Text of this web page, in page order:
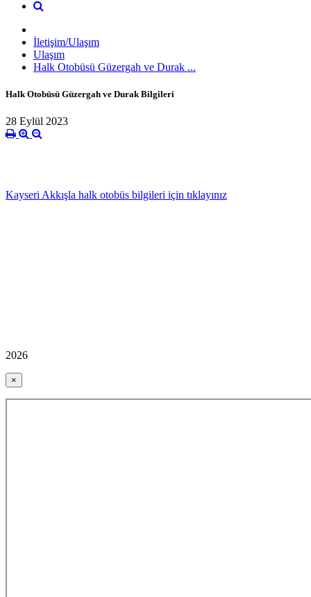
İletişim/Ulaşım
Ulaşım
Halk Otobüsü Güzergah ve Durak ...
Halk Otobüsü Güzergah ve Durak Bilgileri
28 Eylül 2023
Kayseri Akkışla halk otobüs bilgileri için tıklayınız
2026
×